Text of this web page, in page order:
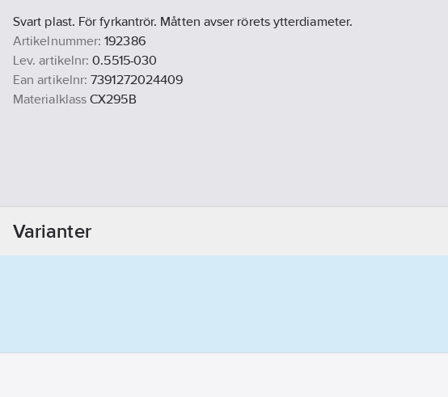
Svart plast. För fyrkantrör. Måtten avser rörets ytterdiameter.
Artikelnummer: 192386
Lev. artikelnr: 0.5515-030
Ean artikelnr: 7391272024409
Materialklass CX295B
Varianter